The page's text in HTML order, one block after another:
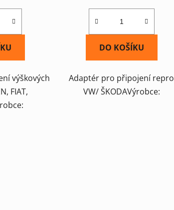
výškových
FIAT,
DO KOŠÍKU
Adaptér pro připojení repro
VW/ ŠKODAVýrobce: